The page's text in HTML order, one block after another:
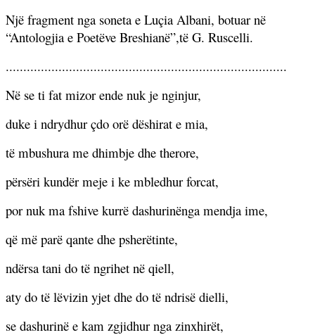
Një fragment nga soneta e Luçia Albani, botuar në
“Antologjia e Poetëve Breshianë”,të G. Ruscelli.
................................................................................
Në se ti fat mizor ende nuk je nginjur,
duke i ndrydhur çdo orë dëshirat e mia,
të mbushura me dhimbje dhe therore,
përsëri kundër meje i ke mbledhur forcat,
por nuk ma fshive kurrë dashurinënga mendja ime,
që më parë qante dhe psherëtinte,
ndërsa tani do të ngrihet në qiell,
aty do të lëvizin yjet dhe do të ndrisë dielli,
se dashurinë e kam zgjidhur nga zinxhirët,